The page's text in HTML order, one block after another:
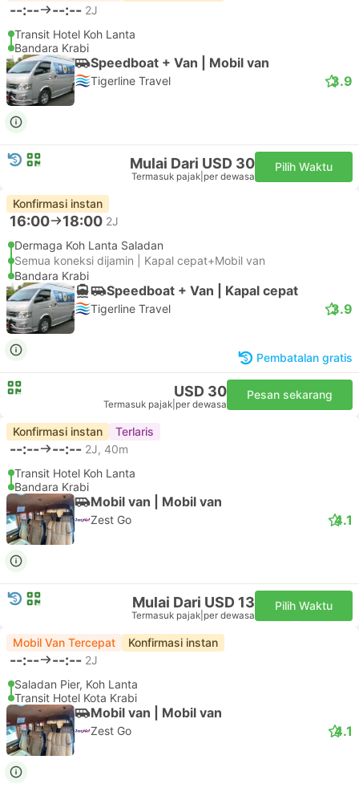
--:-- --:-- 2J
Transit Hotel Koh Lanta
Bandara Krabi
Speedboat + Van | Mobil van
Tigerline Travel 3.9
Mulai Dari USD 30
Termasuk pajak per dewasa
Pilih Waktu
Konfirmasi instan
16:00 18:00 2J
Dermaga Koh Lanta Saladan
Semua koneksi dijamin | Kapal cepat+Mobil van
Bandara Krabi
Speedboat + Van | Kapal cepat
Tigerline Travel 3.9
Pembatalan gratis
USD 30
Termasuk pajak per dewasa
Pesan sekarang
Konfirmasi instan Terlaris
--:-- --:-- 2J, 40m
Transit Hotel Koh Lanta
Bandara Krabi
Mobil van | Mobil van
Zest Go 4.1
Mulai Dari USD 13
Termasuk pajak per dewasa
Pilih Waktu
Mobil Van Tercepat Konfirmasi instan
--:-- --:-- 2J
Saladan Pier, Koh Lanta
Transit Hotel Kota Krabi
Mobil van | Mobil van
Zest Go 4.1